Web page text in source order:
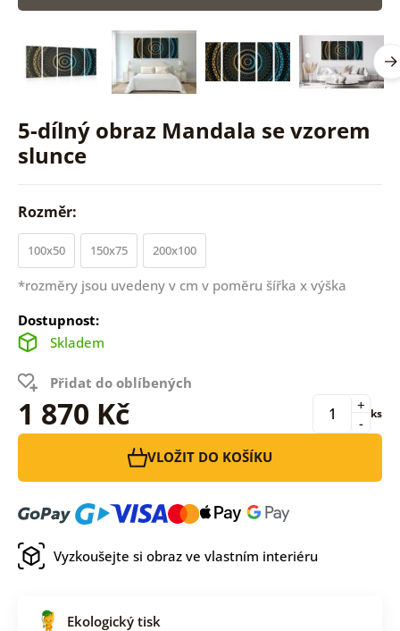
5-dílný obraz Mandala se vzorem
slunce
Rozměr:
100x50 150x75 200x100
*rozměry jsou uvedeny v cm v poměru šířka x výška
Dostupnost:
Skladem
Přidat do oblíbených
1 870 Kč -
+ ks
VLOŽIT DO KOŠÍKU
Vyzkoušejte si obraz ve vlastním interiéru
Ekologický tisk